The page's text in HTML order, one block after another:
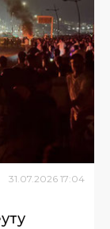
31.07.2026 17:04